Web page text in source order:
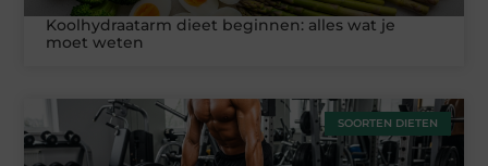
Koolhydraatarm dieet beginnen: alles wat je
moet weten
SOORTEN DIETEN